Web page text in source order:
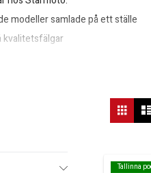
modeller samlade på ett ställe
kvalitetsfälgar
Visa
som
Rutnät
Tallinna
Tallinna